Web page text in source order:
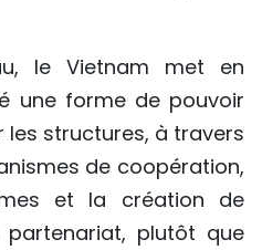
le Vietnam met en
une forme de pouvoir
les structures, à travers
de coopération,
et la création de
plutôt que